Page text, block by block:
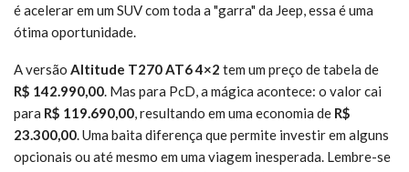
é acelerar em um SUV com toda a "garra" da Jeep, essa é uma
ótima oportunidade.
A versão Altitude T270 AT6 4×2 tem um preço de tabela de
R$ 142.990,00. Mas para PcD, a mágica acontece: o valor cai
para R$ 119.690,00, resultando em uma economia de R$
23.300,00. Uma baita diferença que permite investir em alguns
opcionais ou até mesmo em uma viagem inesperada. Lembre-se